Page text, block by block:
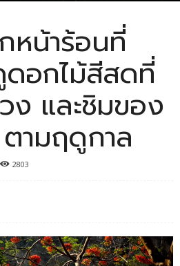
หน้าร้อนที่
ดอกไม้สีสดที่
ง และชิมของ
ามฤดูกาล
2803